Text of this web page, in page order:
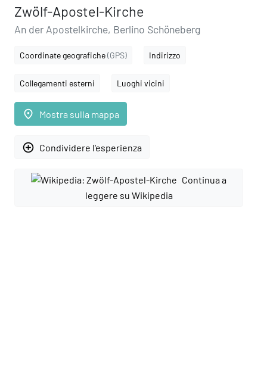
Zwölf-Apostel-Kirche
An der Apostelkirche, Berlino Schöneberg
Coordinate geografiche(GPS) Indirizzo
Collegamenti esterni Luoghi vicini
place Mostra sulla mappa
add_circle_outline Condividere l'esperienza
Continua a
leggere su Wikipedia